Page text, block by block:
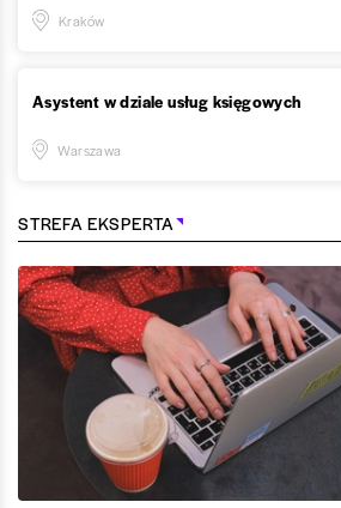
Kraków
Asystent w dziale usług księgowych
Warszawa
STREFA EKSPERTA